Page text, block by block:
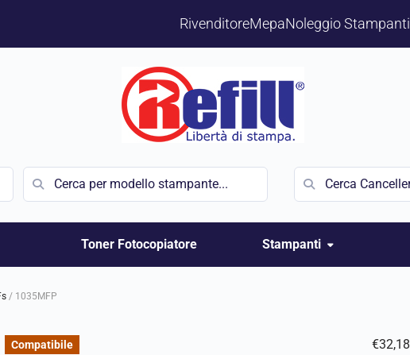
RivenditoreMepaNoleggio Stampanti
Toner Fotocopiatore Stampanti
fs / 1035MFP
Compatibile €32,18